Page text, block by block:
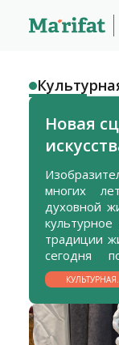
Новая
многих
духовной
традиции
сегодня
поддержке
для их
КУЛЬТУРНАЯ
СТРАНИЧКА